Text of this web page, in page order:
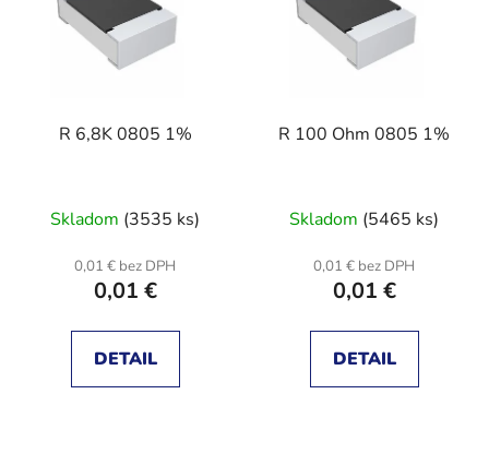
R 6,8K 0805 1%
Skladom (3535 ks)
0,01 € bez DPH
0,01 €
DETAIL
R 100 Ohm 0805 1%
Skladom (5465 ks)
0,01 € bez DPH
0,01 €
DETAIL